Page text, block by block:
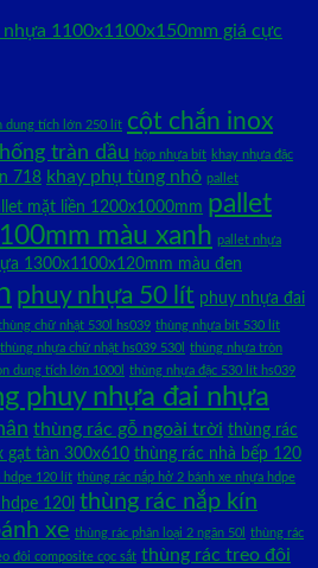
nhựa 1100x1100x150mm giá cực
dung tích lớn 250 lít cột chắn inox
tràn dầu hộp nhựa bít khay nhựa đặc
718 khay phụ tùng nhỏ pallet
mặt liền 1200x1000mm pallet
màu xanh pallet nhựa
1300x1100x120mm màu đen
phuy nhựa 50 lít phuy nhựa đai
chữ nhật 530l hs039 thùng nhựa bít 530 lít
thùng nhựa chữ nhật hs039 530l
thùng nhựa tròn
dung tích lớn 1000l thùng nhựa đặc 530 lít hs039
phuy nhựa đai nhựa
thùng rác gỗ ngoài trời thùng rác
gạt tàn 300x610 thùng rác nhà bếp 120
hdpe 120 lít thùng rác nắp hở 2 bánh xe nhựa hdpe
120l thùng rác nắp kín
xe thùng rác phân loại 2 ngăn 50l
thùng rác
đôi composite cọc sắt thùng rác treo đôi